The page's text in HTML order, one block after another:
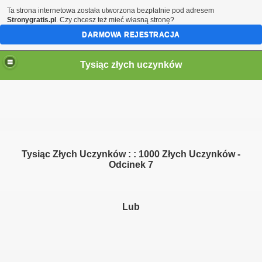
Tysiąc złych uczynków
Tysiąc Złych Uczynków : : 1000 Złych Uczynków -
Odcinek 7
Lub
Ta strona internetowa została utworzona bezpłatnie pod adresem
Stronygratis.pl . Czy chcesz też mieć własną stronę?
DARMOWA REJESTRACJA